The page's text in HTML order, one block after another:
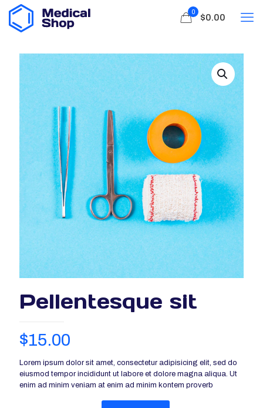
0
$0.00
Pellentesque sit
$15.00
Lorem ipsum dolor sit amet, consectetur adipisicing elit, sed do
eiusmod tempor incididunt ut labore et dolore magna aliqua. Ut
enim ad minim veniam at enim ad minim kontem proverb